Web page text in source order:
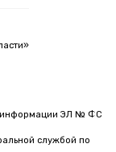
информации ЭЛ № ФС
службой по